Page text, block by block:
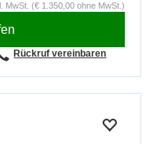
MwSt. (€ 1.350,00 ohne MwSt.)
Rückruf vereinbaren